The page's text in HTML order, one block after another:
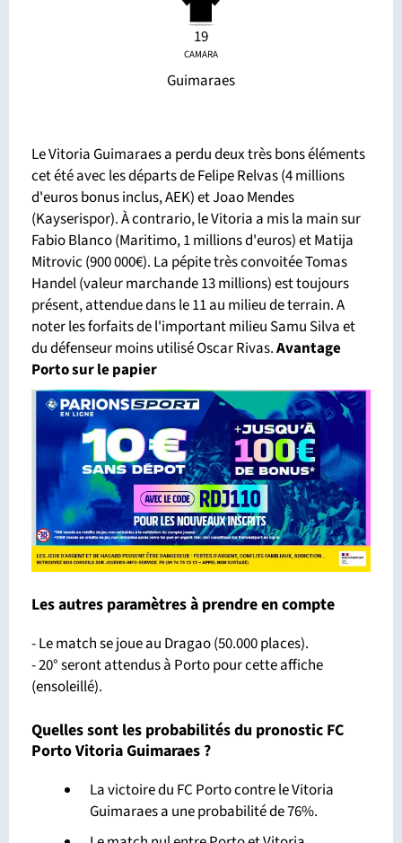
19
CAMARA
Guimaraes
Le Vitoria Guimaraes a perdu deux très bons éléments
cet été avec les départs de Felipe Relvas (4 millions
d'euros bonus inclus, AEK) et Joao Mendes
(Kayserispor). À contrario, le Vitoria a mis la main sur
Fabio Blanco (Maritimo, 1 millions d'euros) et Matija
Mitrovic (900 000€). La pépite très convoitée Tomas
Handel (valeur marchande 13 millions) est toujours
présent, attendue dans le 11 au milieu de terrain. A
noter les forfaits de l'important milieu Samu Silva et
du défenseur moins utilisé Oscar Rivas.Avantage
Porto sur le papier
Les autres paramètres à prendre en compte
- Le match se joue au Dragao (50.000 places).
- 20° seront attendus à Porto pour cette affiche
(ensoleillé).
Quelles sont les probabilités du pronostic FC
Porto Vitoria Guimaraes ?
La victoire du FC Porto contre le Vitoria
Guimaraes a une probabilité de 76%.